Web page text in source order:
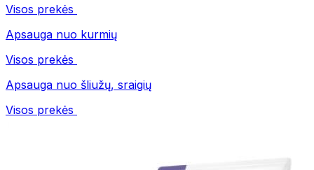
Visos prekės
Apsauga nuo kurmių
Visos prekės
Apsauga nuo šliužų, sraigių
Visos prekės